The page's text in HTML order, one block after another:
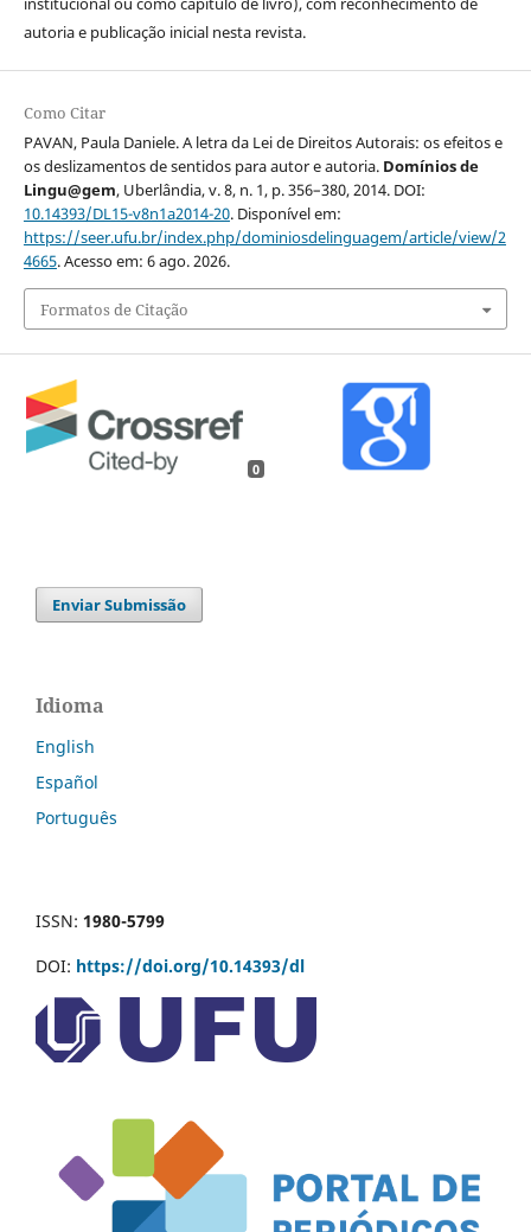
autoria e publicação inicial nesta revista.
Como Citar
PAVAN, Paula Daniele. A letra da Lei de Direitos Autorais: os efeitos e
os deslizamentos de sentidos para autor e autoria. Domínios de
Lingu@gem, Uberlândia, v. 8, n. 1, p. 356–380, 2014. DOI:
10.14393/DL15-v8n1a2014-20. Disponível em:
https://seer.ufu.br/index.php/dominiosdelinguagem/article/view/2
4665. Acesso em: 6 ago. 2026.
Formatos de Citação
0
Enviar Submissão
Idioma
English
Español
Português
ISSN: 1980-5799
DOI: https://doi.org/10.14393/dl